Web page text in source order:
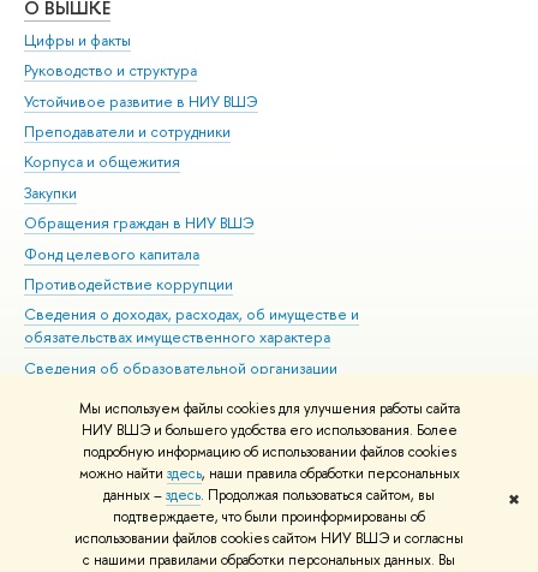
Мы используем файлы cookies для улучшения работы сайта
НИУ ВШЭ и большего удобства его использования. Более
подробную информацию об использовании файлов cookies
можно найти здесь, наши правила обработки персональных
данных –здесь. Продолжая пользоваться сайтом, вы
подтверждаете, что были проинформированы об
использовании файлов cookies сайтом НИУ ВШЭ и согласны
с нашими правилами обработки персональных данных. Вы
✖
О ВЫШКЕ
Цифры и факты
Руководство и структура
Устойчивое развитие в НИУ ВШЭ
Преподаватели и сотрудники
Корпуса и общежития
Закупки
Обращения граждан в НИУ ВШЭ
Фонд целевого капитала
Противодействие коррупции
Сведения о доходах, расходах, об имуществе и
обязательствах имущественного характера
Сведения об образовательной организации
Людям с ограниченными возможностями здоровья
Единая платежная страница
Работа в Вышке
© НИУ ВШЭ 1993–2026 Адреса и контакты Условия использования
материалов Политика конфиденциальности Карта сайта